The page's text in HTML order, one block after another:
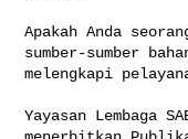
Apakah Anda
sumber-sumber
melengkapi
Yayasan Lembaga